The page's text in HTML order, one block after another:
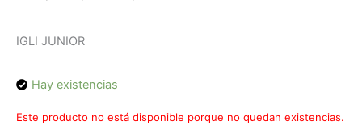
IGLI JUNIOR
Hay existencias
Este producto no está disponible porque no quedan existencias.